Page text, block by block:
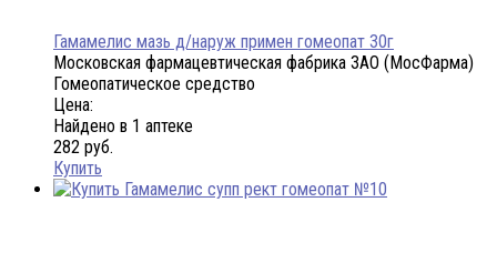
Гамамелис мазь д/наруж примен гомеопат 30г
Московская фармацевтическая фабрика ЗАО (МосФарма)
Гомеопатическое средство
Цена:
Найдено в 1 аптеке
282 руб.
Купить